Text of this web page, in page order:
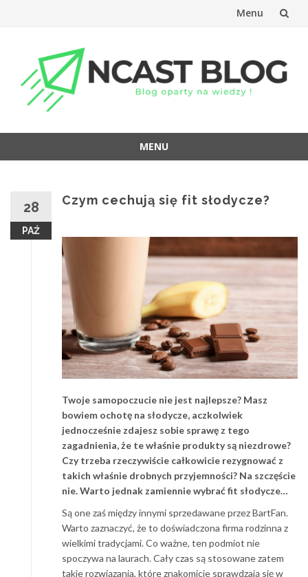
Menu
treści
MENU
28
PAŹ
Czym cechują się fit słodycze?
Twoje samopoczucie nie jest najlepsze? Masz
bowiem ochotę na słodycze, aczkolwiek
jednocześnie zdajesz sobie sprawę z tego
zagadnienia, że te właśnie produkty są niezdrowe?
Czy trzeba rzeczywiście całkowicie rezygnować z
takich właśnie drobnych przyjemności? Na szczęście
nie. Warto jednak zamiennie wybrać fit słodycze…
Są one zaś między innymi sprzedawane przez BartFan.
Warto zaznaczyć, że to doświadczona firma rodzinna z
wielkimi tradycjami. Co ważne, ten podmiot nie
spoczywa na laurach. Cały czas są stosowane zatem
takie rozwiązania, które znakomicie sprawdzają się w